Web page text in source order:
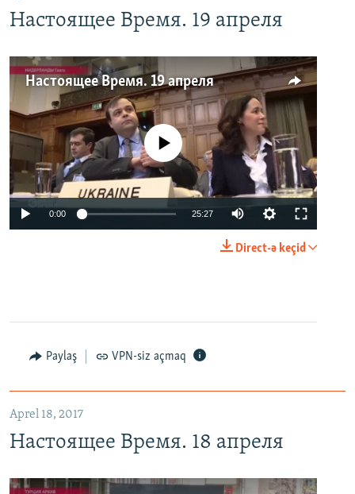
Настоящее Время. 19 апреля
Настоящее Время. 19 апреля
No media source currently available
0:00 25:27
Direct-ə keçid
Paylaş VPN-siz açmaq
Aprel 18, 2017
Настоящее Время. 18 апреля